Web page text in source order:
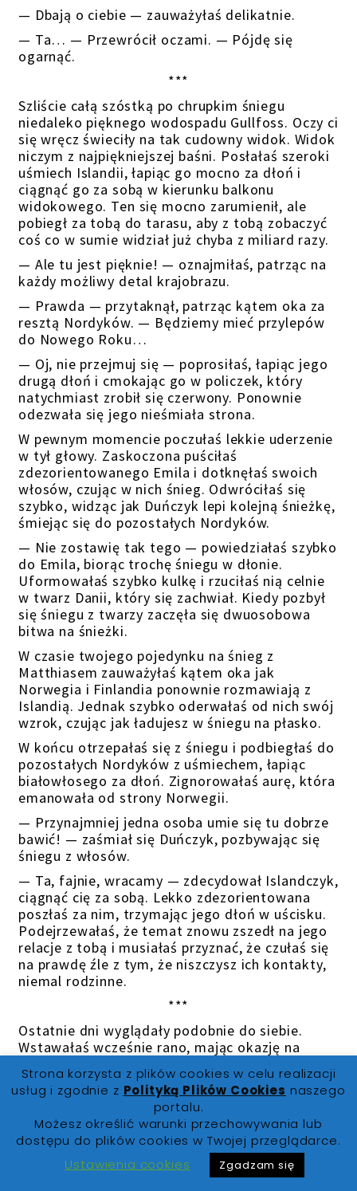
— Dbają o ciebie — zauważyłaś delikatnie.
— Ta… — Przewrócił oczami. — Pójdę się
ogarnąć.
***
Szliście całą szóstką po chrupkim śniegu
niedaleko pięknego wodospadu Gullfoss. Oczy ci
się wręcz świeciły na tak cudowny widok. Widok
niczym z najpiękniejszej baśni. Posłałaś szeroki
uśmiech Islandii, łapiąc go mocno za dłoń i
ciągnąć go za sobą w kierunku balkonu
widokowego. Ten się mocno zarumienił, ale
pobiegł za tobą do tarasu, aby z tobą zobaczyć
coś co w sumie widział już chyba z miliard razy.
— Ale tu jest pięknie! — oznajmiłaś, patrząc na
każdy możliwy detal krajobrazu.
— Prawda — przytaknął, patrząc kątem oka za
resztą Nordyków. — Będziemy mieć przylepów
do Nowego Roku…
— Oj, nie przejmuj się — poprosiłaś, łapiąc jego
drugą dłoń i cmokając go w policzek, który
natychmiast zrobił się czerwony. Ponownie
odezwała się jego nieśmiała strona.
W pewnym momencie poczułaś lekkie uderzenie
w tył głowy. Zaskoczona puściłaś
zdezorientowanego Emila i dotknęłaś swoich
włosów, czując w nich śnieg. Odwróciłaś się
szybko, widząc jak Duńczyk lepi kolejną śnieżkę,
śmiejąc się do pozostałych Nordyków.
— Nie zostawię tak tego — powiedziałaś szybko
do Emila, biorąc trochę śniegu w dłonie.
Uformowałaś szybko kulkę i rzuciłaś nią celnie
w twarz Danii, który się zachwiał. Kiedy pozbył
się śniegu z twarzy zaczęła się dwuosobowa
bitwa na śnieżki.
W czasie twojego pojedynku na śnieg z
Matthiasem zauważyłaś kątem oka jak
Norwegia i Finlandia ponownie rozmawiają z
Islandią. Jednak szybko oderwałaś od nich swój
wzrok, czując jak ładujesz w śniegu na płasko.
W końcu otrzepałaś się z śniegu i podbiegłaś do
pozostałych Nordyków z uśmiechem, łapiąc
białowłosego za dłoń. Zignorowałaś aurę, która
emanowała od strony Norwegii.
— Przynajmniej jedna osoba umie się tu dobrze
bawić! — zaśmiał się Duńczyk, pozbywając się
śniegu z włosów.
— Ta, fajnie, wracamy — zdecydował Islandczyk,
ciągnąć cię za sobą. Lekko zdezorientowana
poszłaś za nim, trzymając jego dłoń w uścisku.
Podejrzewałaś, że temat znowu zszedł na jego
relacje z tobą i musiałaś przyznać, że czułaś się
na prawdę źle z tym, że niszczysz ich kontakty,
niemal rodzinne.
***
Ostatnie dni wyglądały podobnie do siebie.
Wstawałaś wcześnie rano, mając okazję na
nie przepadały. Później spędzała trochę czasu w
sypialni Emila na czytaniu czy przeglądaniu
telefonu, w oczekiwaniu aż on się obudzi. Chwila
rozmowy nim do pomieszczenia wbiegł Dania.
Śniadanie, a później wychodziliście w celu
zwiedzania czy odwiedzenia jakiś atrakcji.
Wracaliście najczęściej wieczorem na kolację.
Strona korzysta z plików cookies w celu realizacji
usług i zgodnie z Polityką Plików Cookies naszego
portalu.
Możesz określić warunki przechowywania lub
dostępu do plików cookies w Twojej przeglądarce.
Ustawienia cookies
Zgadzam się